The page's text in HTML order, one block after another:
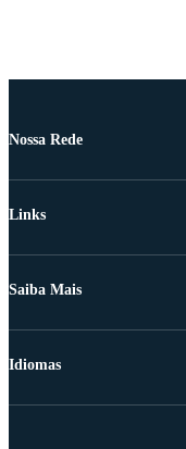
Nossa Rede
Links
Saiba Mais
Idiomas